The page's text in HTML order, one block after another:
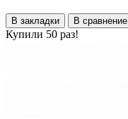
В закладки В сравнение
Купили 50 раз!